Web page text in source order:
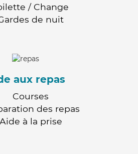
/ Change
de nuit
aux repas
Courses
des repas
Aide à la prise